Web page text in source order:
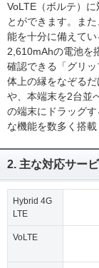
VoLTE（ボルテ）
とができます。ま
能を十分に備えて
2,610mAhの電池を
確認できる「グリ
体上の縁をなぞるだ
や、本端末を2台並
の端末にドラッグ
な機能を数多く搭載
2. 主な対応サー
Hybrid 4G
LTE
VoLTE